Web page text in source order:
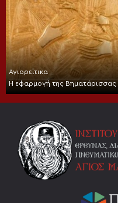
Αγιορείτικα
Η εφαρμογή της Βηματάρισσας